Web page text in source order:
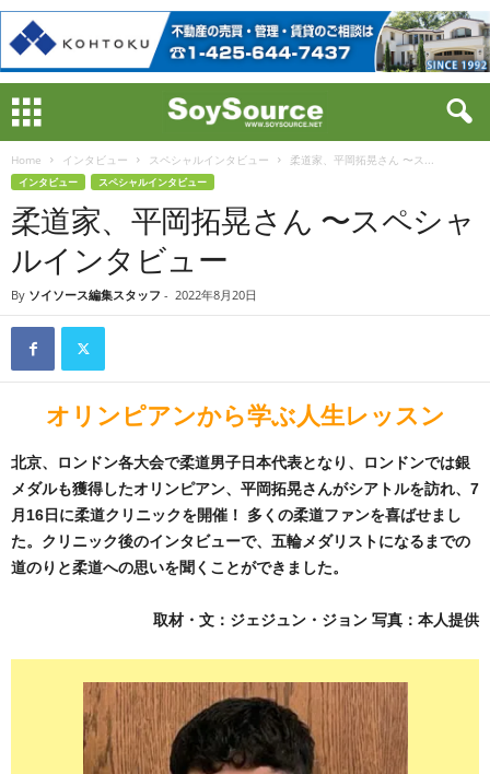
Home インタビュー スペシャルインタビュー 柔道家、平岡拓晃さん 〜ス...
インタビュー スペシャルインタビュー
柔道家、平岡拓晃さん 〜スペシャ
ルインタビュー
By ソイソース編集スタッフ - 2022年8月20日
オリンピアンから学ぶ人生レッスン
北京、ロンドン各大会で柔道男子日本代表となり、ロンドンでは銀
メダルも獲得したオリンピアン、平岡拓晃さんがシアトルを訪れ、7
月16日に柔道クリニックを開催！ 多くの柔道ファンを喜ばせまし
た。クリニック後のインタビューで、五輪メダリストになるまでの
道のりと柔道への思いを聞くことができました。
取材・文：ジェジュン・ジョン 写真：本人提供